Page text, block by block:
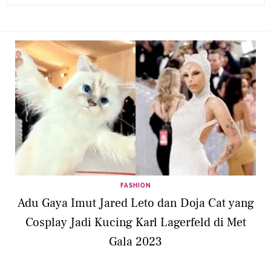
FASHION
Adu Gaya Imut Jared Leto dan Doja Cat yang
Cosplay Jadi Kucing Karl Lagerfeld di Met
Gala 2023